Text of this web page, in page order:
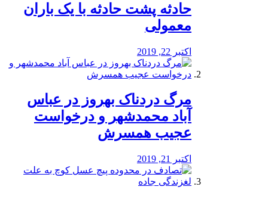
️حادثه پشت حادثه با یک باران
معمولی
اکتبر 22, 2019
مرگ دردناک بهروز در عباس
آباد محمدشهر و درخواست
عجیب همسرش
اکتبر 21, 2019